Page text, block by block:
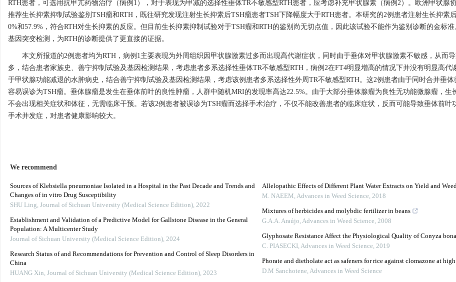
RTH患者，可选用抗甲亢药物治疗（病例1），对于表现为甲减的选择性垂体TR不敏感型RTH患者，应考虑补充甲状腺素（病例2）。欧洲甲状腺
推荐生长抑素抑制试验鉴别TSH瘤和RTH，既往研究发现注射生长抑素后TSH瘤患者TSH下降幅度大于RTH患者。本研究的2例患者注射生长抑素
0%和57.9%，符合RTH对生长抑素的反应。但目前生长抑素抑制试验对于TSH瘤和RTH的鉴别尚无切点值，因此该试验不能作为鉴别诊断的金标
基因突变检测，为RTH的诊断提供了更直接的证据。
本文所报道的2例患者均为RTH，病例1主要表现为外周组织因甲状腺激素过多而出现高代谢症状，同时由于垂体对甲状腺激素不敏感，从而
多，结合患者家族史、善宁抑制试验及基因检测结果，考虑患者多系选择性垂体TR不敏感型RTH，病例2在FT4明显增高的情况下并没有明显高代
于甲状腺功能减退的水肿病史，结合善宁抑制试验及基因检测结果，考虑该例患者多系选择性外周TR不敏感型RTH。这2例患者由于同时合并垂
容易误诊为TSH瘤。垂体腺瘤是发生在垂体前叶的良性肿瘤，人群中随机MRI的发现率高达22.5%。由于大部分垂体腺瘤为良性无功能微腺瘤，生
不会出现相关症状和体征，无需临床干预。若该2例患者被误诊为TSH瘤而选择手术治疗，不仅不能改善患者的临床症状，反而可能导致垂体前叶
手术并发症，对患者健康影响较大。
We recommend
Sources of Klebsiella pneumoniae Isolated in a Hospital in the Past Decade and Trends and
Changes of in vitro Drug Susceptibility
SHU Ling, Journal of Sichuan University (Medical Science Edition), 2022
Establishment and Validation of a Predictive Model for Gallstone Disease in the General
Population: A Multicenter Study
Journal of Sichuan University (Medical Science Edition), 2024
Research Status of and Recommendations for Prevention and Control of Sleep Disorders in
China
HUANG Xin, Journal of Sichuan University (Medical Science Edition), 2023
Allelopathic Effects of Different Plant Water Extracts on Yield and
M. NAEEM,Advances in Weed Science, 2018
Mixtures of herbicides and molybdic fertilizer in beans
G.A.A. Araújo,Advances in Weed Science, 2008
Glyphosate Resistance Affect the Physiological Quality of Conyza
C. PIASECKI,Advances in Weed Science, 2019
Phorate and dietholate act as safeners for rice against clomazone at high
D.M Sanchotene,Advances in Weed Science